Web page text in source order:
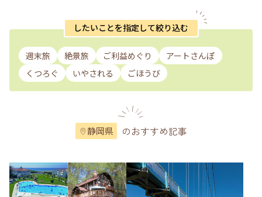
したいことを指定して絞り込む
週末旅 絶景旅 ご利益めぐり
アートさんぽ
くつろぐ
いやされる ごほうび
静岡県 のおすすめ記事